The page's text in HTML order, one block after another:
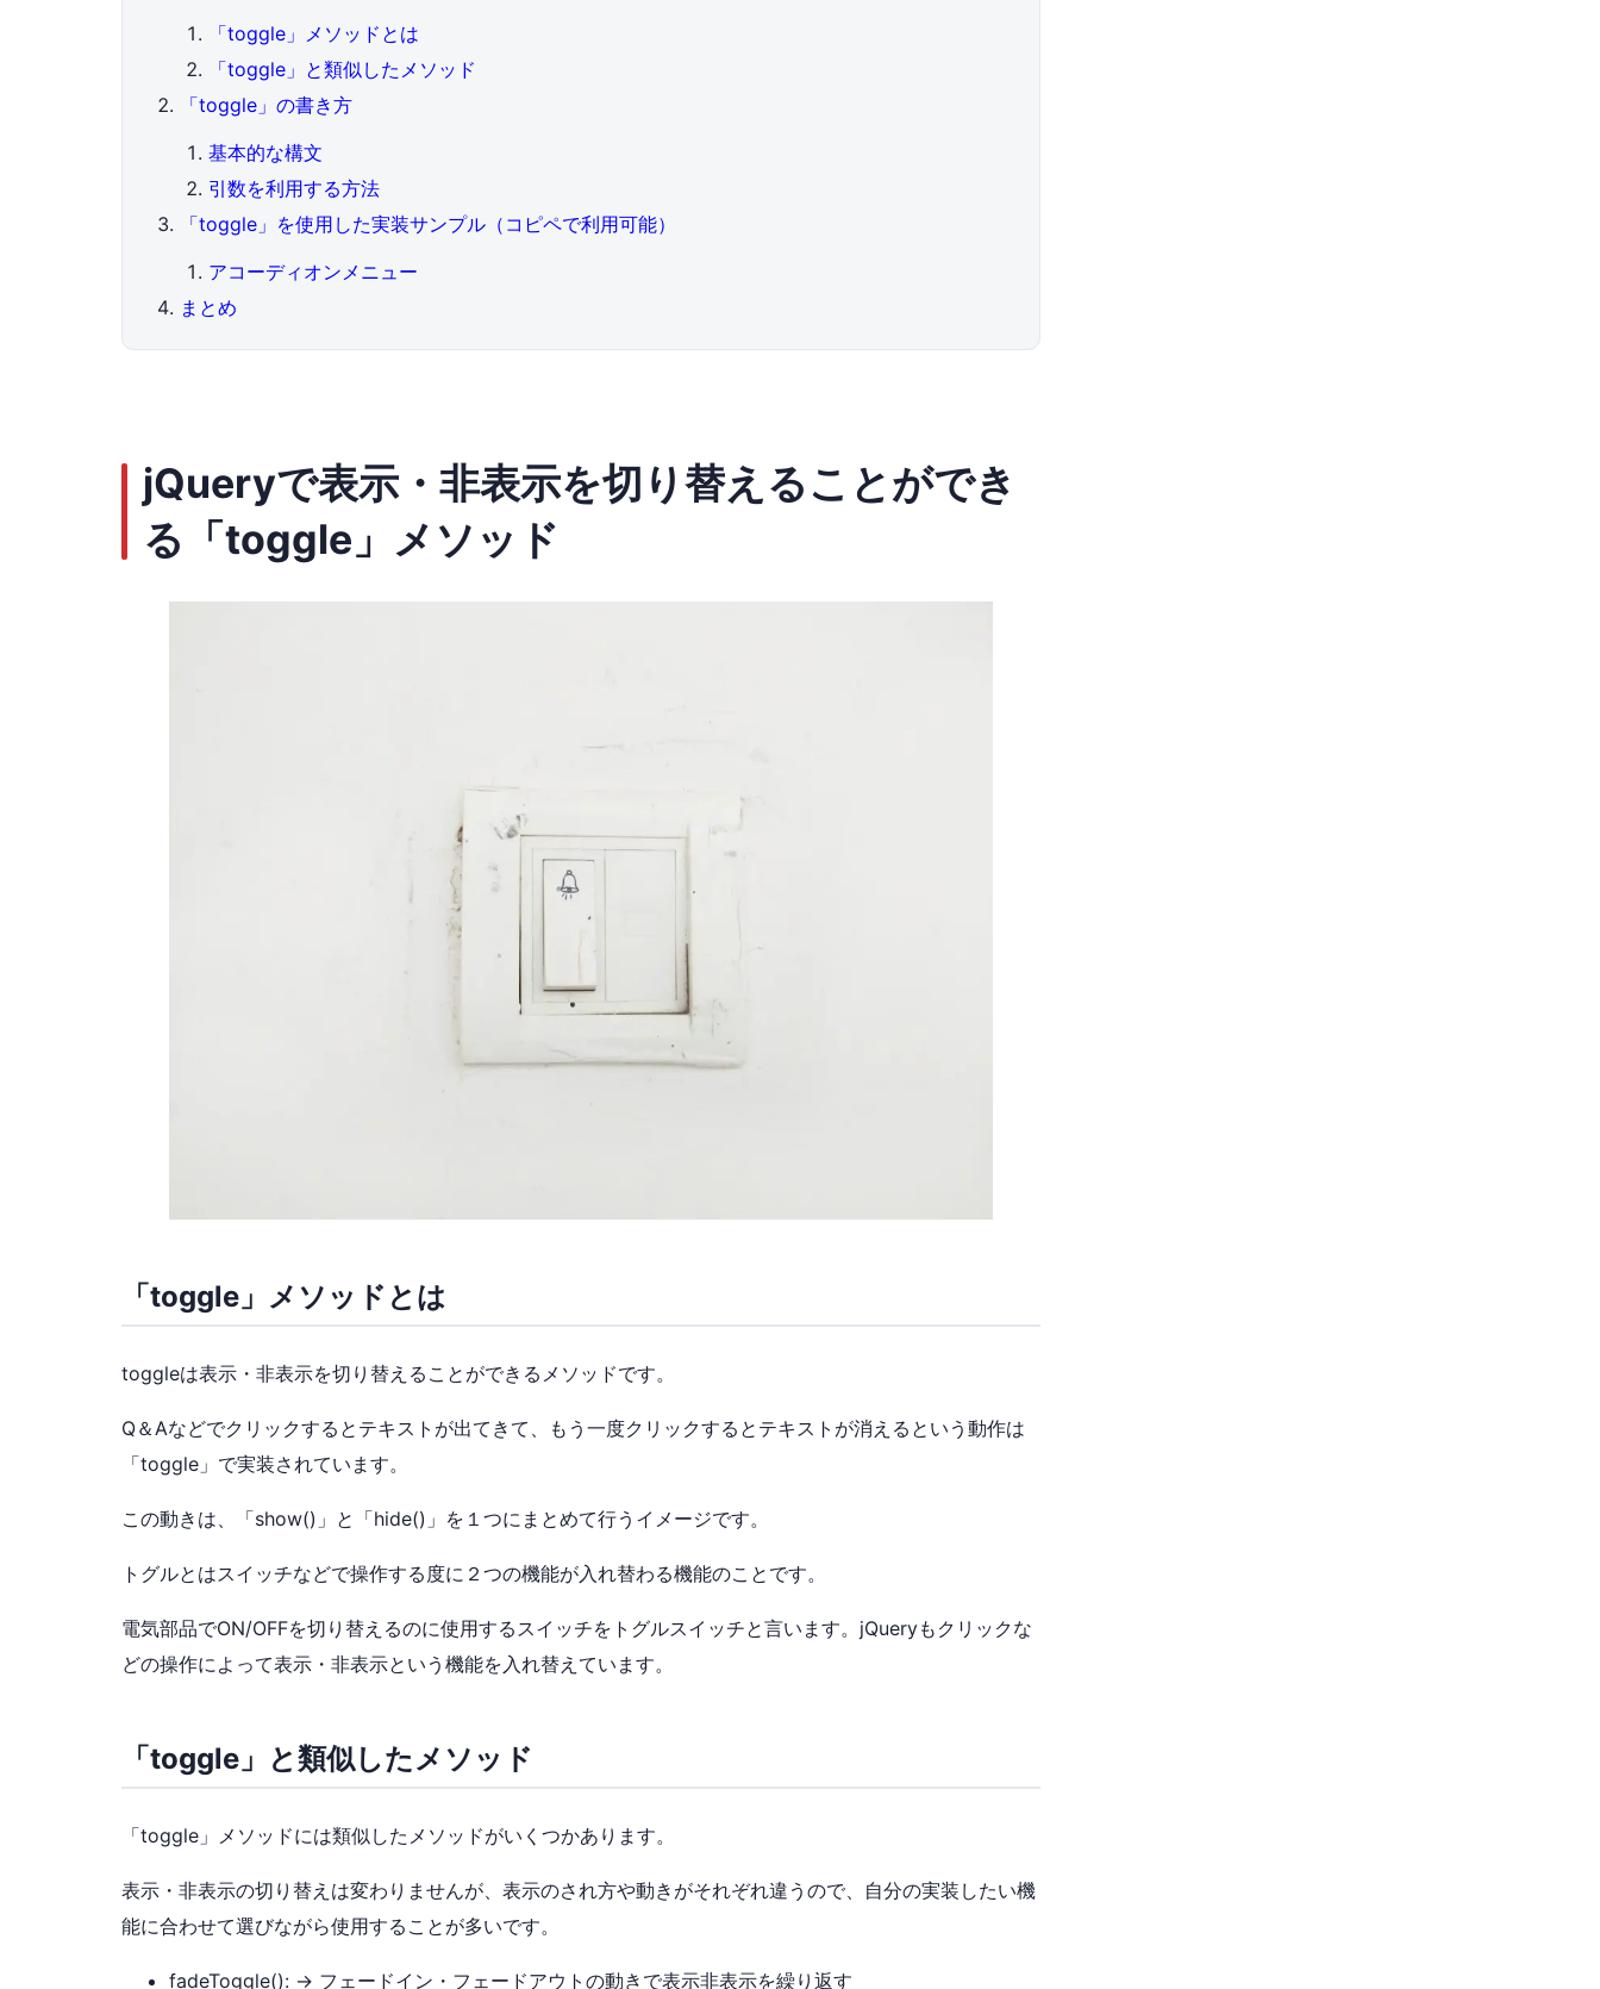
「toggle」メソッドとは
「toggle」と類似したメソッド
「toggle」の書き方
基本的な構文
引数を利用する方法
「toggle」を使用した実装サンプル（コピペで利用可能）
アコーディオンメニュー
まとめ
jQueryで表示・非表示を切り替えることができ
る「toggle」メソッド
「toggle」メソッドとは
toggleは表示・非表示を切り替える ことができるメソッドです。
Q＆Aなどでクリックするとテキストが出てきて、もう一度クリックするとテキストが消えるという動作は
「toggle」で実装されています。
この動きは、「show()」と「hide()」を１つにまとめて行うイメージです。
トグルとはスイッチなどで操作する度に２つの機能が入れ替わる機能のことです。
電気部品でON/OFFを切り替えるのに使用するスイッチをトグルスイッチと言います。jQueryもクリックな
どの操作によって表示・非表示という機能を入れ替えています。
「toggle」と類似したメソッド
「toggle」メソッドには類似したメソッドがいくつかあります。
表示・非表示の切り替えは変わりませんが、表示のされ方や動きがそれぞれ違うので、 自分の実装したい機
能に合わせて選びながら使用することが多いです。
fadeToggle(): → フェードイン・フェードアウトの動きで表示非表示を繰り返す